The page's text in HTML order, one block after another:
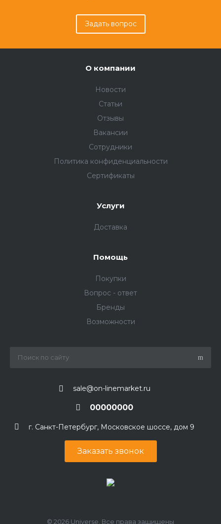
Задать вопрос
О компании
Новости
Статьи
Отзывы
Вакансии
Сотрудники
Политика конфиденциальности
Сертификаты
Услуги
Доставка
Помощь
Покупки
Вопрос - ответ
Бренды
Возможности
sale@on-linemarket.ru
00000000
г. Санкт-Петербург, Московское шоссе, дом 9
Заказать звонок
© 2026 Universe, Все права защищены